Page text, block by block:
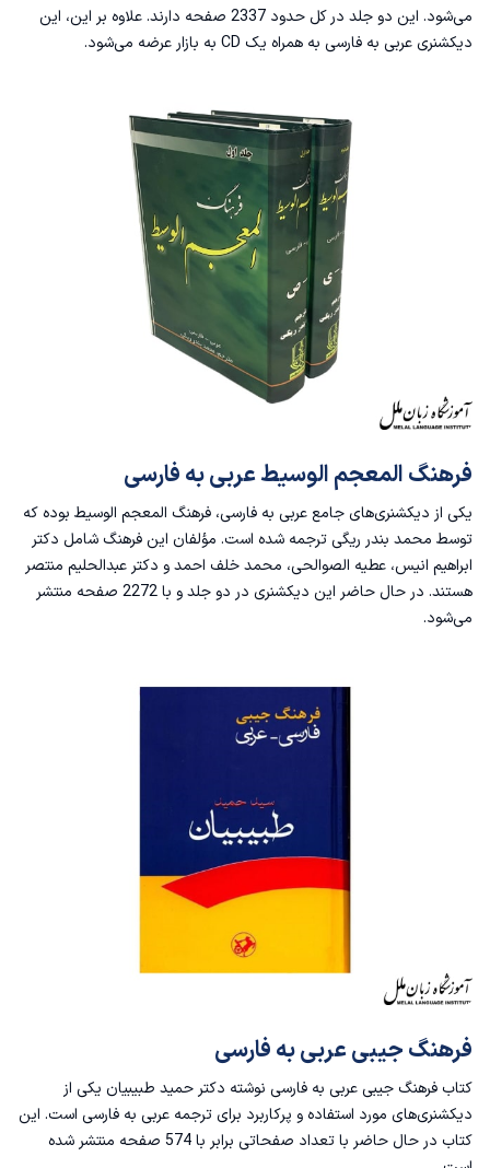
می‌شود. این دو جلد در کل حدود 2337 صفحه دارند. علاوه بر این، این
دیکشنری عربی به فارسی به همراه یک CD به بازار عرضه می‌شود.
فرهنگ ‌المعجم الوسیط عربی به فارسی
یکی از دیکشنری‌های جامع عربی به فارسی، فرهنگ المعجم الوسیط بوده که
توسط محمد بندر ریگی ترجمه شده است. مؤلفان این فرهنگ شامل دکتر
ابراهیم انیس، عطیه الصوالحی، محمد خلف احمد و دکتر عبدالحلیم منتصر
هستند. در حال حاضر این دیکشنری در دو جلد و با 2272 صفحه منتشر
می‌شود.
فرهنگ جیبی عربی به فارسی
کتاب فرهنگ جیبی عربی به فارسی نوشته دکتر حمید طبیبیان یکی از
دیکشنری‌های مورد استفاده و پرکاربرد برای ترجمه عربی به فارسی است. این
کتاب در حال حاضر با تعداد صفحاتی برابر با 574 صفحه منتشر شده